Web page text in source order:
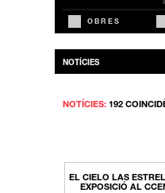
OBRES
NOTÍCIES
NOTÍCIES:192
EL CIELO LAS
EXPOSICIÓ AL